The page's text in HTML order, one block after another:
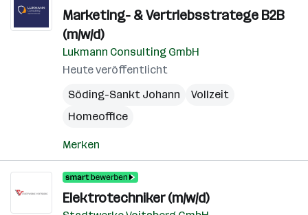
Marketing- & Vertriebsstratege B2B
(m/w/d)
Lukmann Consulting GmbH
Heute veröffentlicht
Söding-Sankt Johann
Vollzeit
Homeoffice
Merken
Elektrotechniker (m/w/d)